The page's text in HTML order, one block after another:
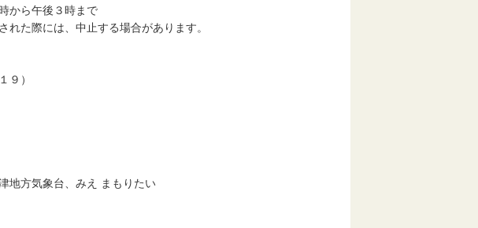
から午後３時まで
た際には、中止する場合があります。
）
方気象台、みえ まもりたい